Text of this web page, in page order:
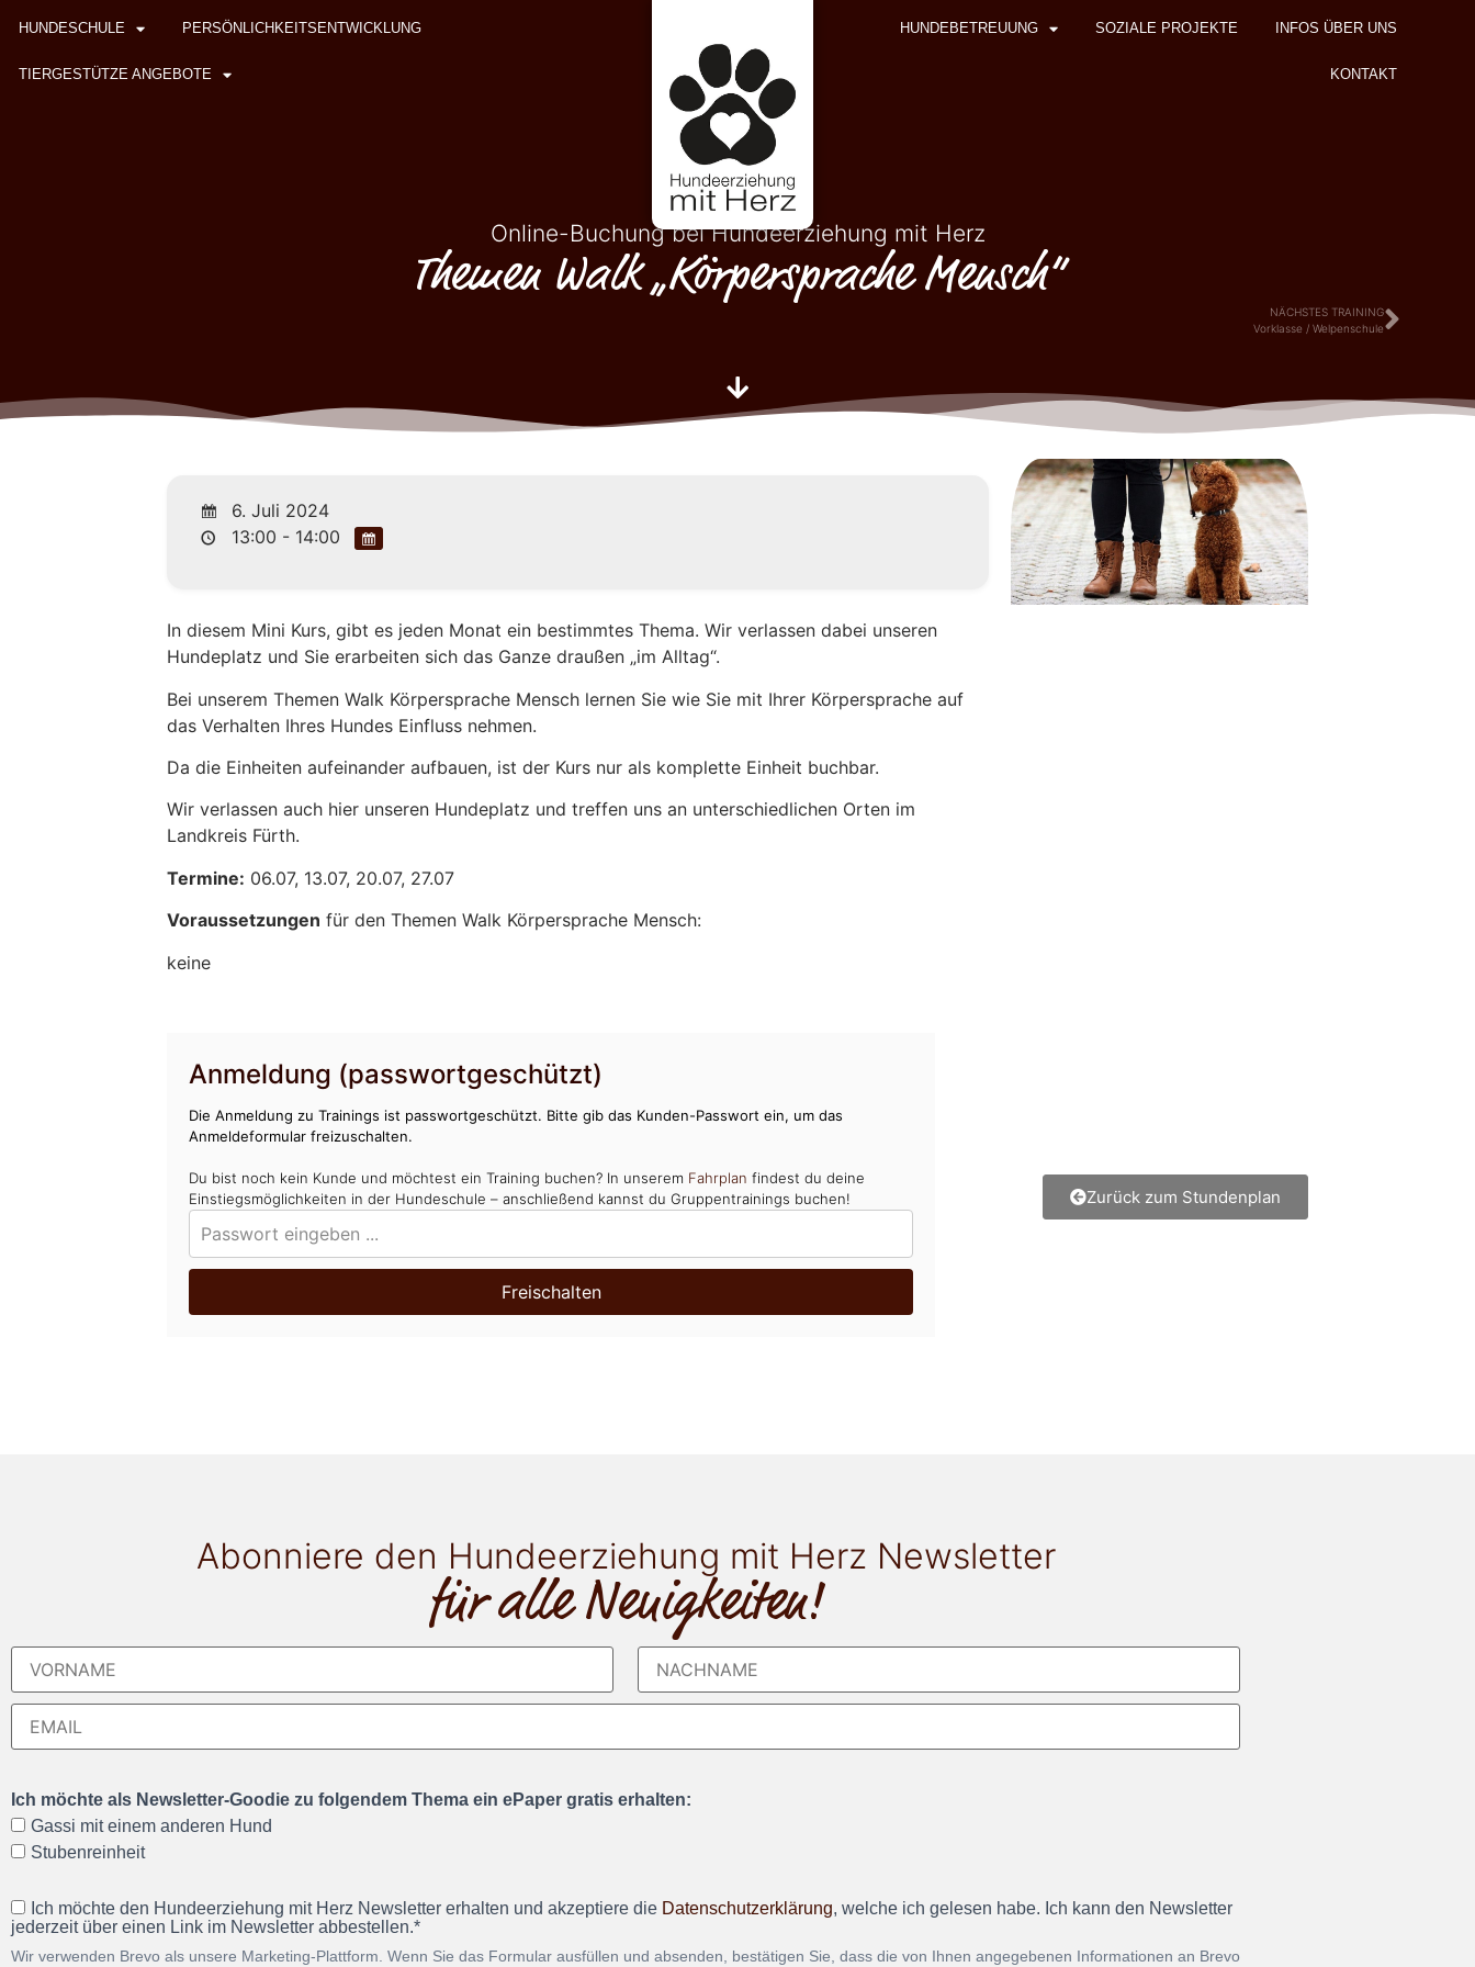
HUNDESCHULE PERSÖNLICHKEITSENTWICKLUNG
TIERGESTÜTZE ANGEBOTE
HUNDEBETREUUNG SOZIALE PROJEKTE INFOS ÜBER UNS
KONTAKT
Online-Buchung bei Hundeerziehung mit Herz
Themen Walk „Körpersprache Mensch“
NÄCHSTES TRAINING
Vorklasse / Welpenschule
6. Juli 2024
13:00 - 14:00
In diesem Mini Kurs, gibt es jeden Monat ein bestimmtes Thema. Wir verlassen dabei unseren
Hundeplatz und Sie erarbeiten sich das Ganze draußen „im Alltag“.
Bei unserem Themen Walk Körpersprache Mensch lernen Sie wie Sie mit Ihrer Körpersprache auf
das Verhalten Ihres Hundes Einfluss nehmen.
Da die Einheiten aufeinander aufbauen, ist der Kurs nur als komplette Einheit buchbar.
Wir verlassen auch hier unseren Hundeplatz und treffen uns an unterschiedlichen Orten im
Landkreis Fürth.
Termine: 06.07, 13.07, 20.07, 27.07
Voraussetzungen für den Themen Walk Körpersprache Mensch:
keine
Anmeldung (passwortgeschützt)
Die Anmeldung zu Trainings ist passwortgeschützt. Bitte gib das Kunden-Passwort ein, um das
Anmeldeformular freizuschalten.
Du bist noch kein Kunde und möchtest ein Training buchen? In unserem Fahrplan findest du deine
Einstiegsmöglichkeiten in der Hundeschule – anschließend kannst du Gruppentrainings buchen!
Freischalten
Zurück zum Stundenplan
Abonniere den Hundeerziehung mit Herz Newsletter
für alle Neuigkeiten!
Ich möchte als Newsletter-Goodie zu folgendem Thema ein ePaper gratis erhalten:
Gassi mit einem anderen Hund
Stubenreinheit
Ich möchte den Hundeerziehung mit Herz Newsletter erhalten und akzeptiere die Datenschutzerklärung, welche ich gelesen habe. Ich kann den Newsletter
jederzeit über einen Link im Newsletter abbestellen.*
Wir verwenden Brevo als unsere Marketing-Plattform. Wenn Sie das Formular ausfüllen und absenden, bestätigen Sie, dass die von Ihnen angegebenen Informationen an Brevo